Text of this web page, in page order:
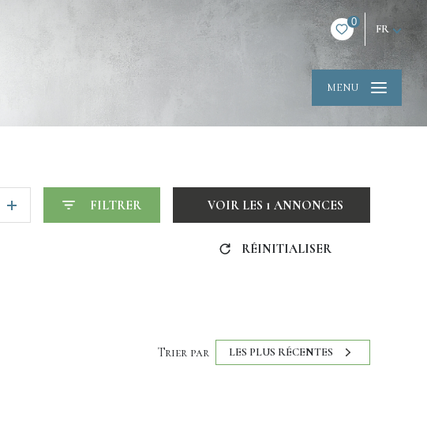
0
FR
MENU
FILTRER VOIR LES 1 ANNONCES
RÉINITIALISER
Trier par LES PLUS RÉCENTES